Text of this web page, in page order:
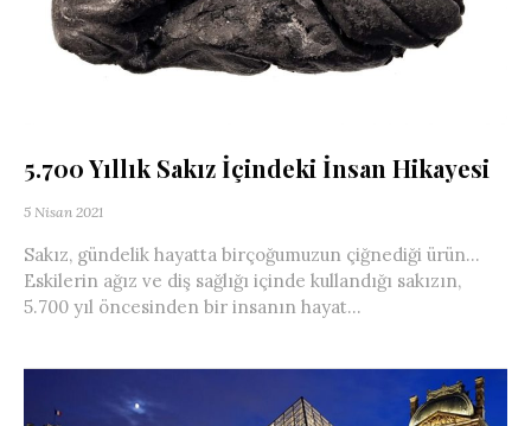
5.700 Yıllık Sakız İçindeki İnsan Hikayesi
5 Nisan 2021
Sakız, gündelik hayatta birçoğumuzun çiğnediği ürün…
Eskilerin ağız ve diş sağlığı içinde kullandığı sakızın,
5.700 yıl öncesinden bir insanın hayat...